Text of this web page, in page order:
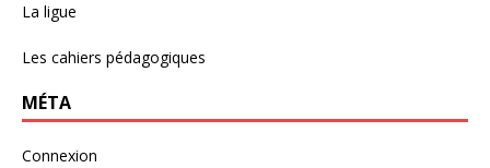
La ligue
Les cahiers pédagogiques
MÉTA
Connexion